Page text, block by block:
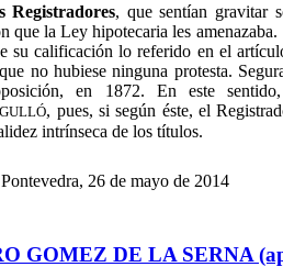
Registradores, que sentían gravitar
que la Ley hipotecaria les
su calificación lo referido en el
no hubiese ninguna protesta.
en 1872. En este
GULLÓ, pues, si según éste, el
intrínseca de los títulos.
Pontevedra, 26 de mayo de 2014
GOMEZ DE LA SERNA